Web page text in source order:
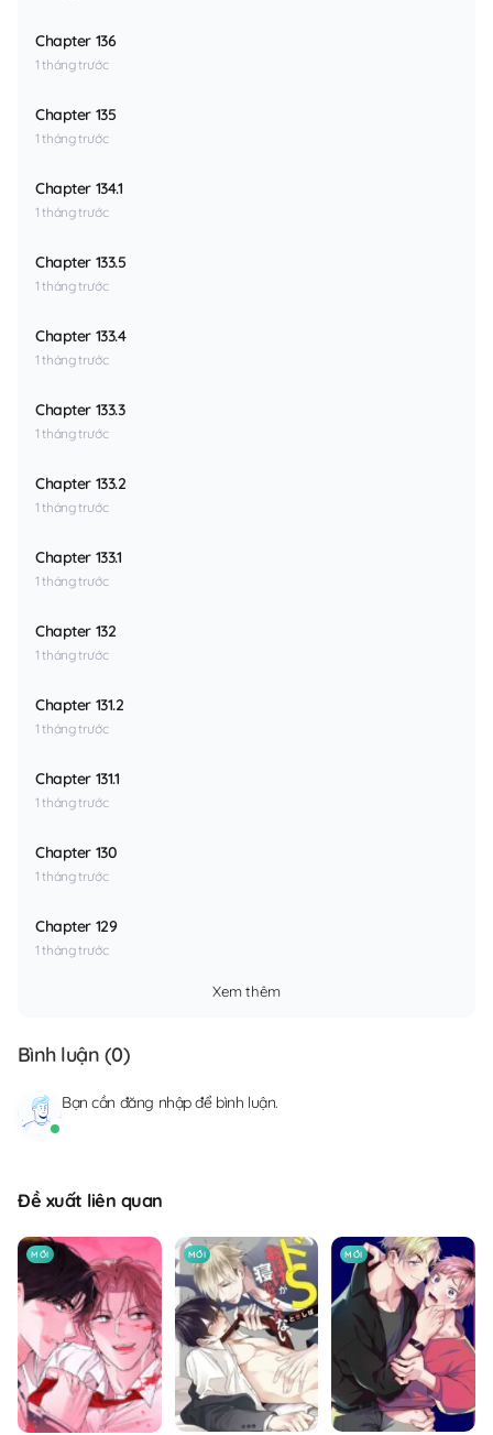
Chapter 136
1 tháng trước
Chapter 135
1 tháng trước
Chapter 134.1
1 tháng trước
Chapter 133.5
1 tháng trước
Chapter 133.4
1 tháng trước
Chapter 133.3
1 tháng trước
Chapter 133.2
1 tháng trước
Chapter 133.1
1 tháng trước
Chapter 132
1 tháng trước
Chapter 131.2
1 tháng trước
Chapter 131.1
1 tháng trước
Chapter 130
1 tháng trước
Chapter 129
1 tháng trước
Xem thêm
Bình luận (0)
Bạn cần đăng nhậpđể bình luận.
Đề xuất liên quan
MỚI MỚI MỚI